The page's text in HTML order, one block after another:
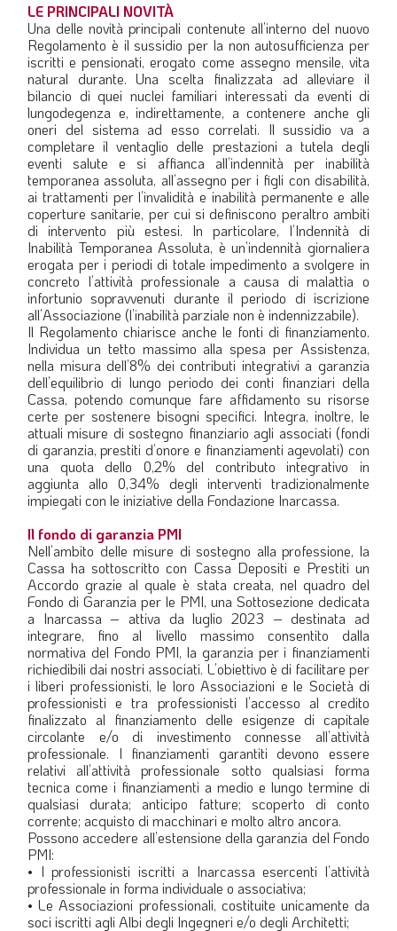
LE PRINCIPALI NOVITÀ
Una delle novità principali contenute all’interno del nuovo
Regolamento è il sussidio per la non autosufficienza per
iscritti e pensionati, erogato come assegno mensile, vita
natural durante. Una scelta finalizzata ad alleviare il
bilancio di quei nuclei familiari interessati da eventi di
lungodegenza e, indirettamente, a contenere anche gli
oneri del sistema ad esso correlati. Il sussidio va a
completare il ventaglio delle prestazioni a tutela degli
eventi salute e si affianca all’indennità per inabilità
temporanea assoluta, all’assegno per i figli con disabilità,
ai trattamenti per l’invalidità e inabilità permanente e alle
coperture sanitarie, per cui si definiscono peraltro ambiti
di intervento più estesi. In particolare, l’Indennità di
Inabilità Temporanea Assoluta, è un’indennità giornaliera
erogata per i periodi di totale impedimento a svolgere in
concreto l’attività professionale a causa di malattia o
infortunio sopravvenuti durante il periodo di iscrizione
all’Associazione (l’inabilità parziale non è indennizzabile).
Il Regolamento chiarisce anche le fonti di finanziamento.
Individua un tetto massimo alla spesa per Assistenza,
nella misura dell’8% dei contributi integrativi a garanzia
dell’equilibrio di lungo periodo dei conti finanziari della
Cassa, potendo comunque fare affidamento su risorse
certe per sostenere bisogni specifici. Integra, inoltre, le
attuali misure di sostegno finanziario agli associati (fondi
di garanzia, prestiti d’onore e finanziamenti agevolati) con
una quota dello 0,2% del contributo integrativo in
aggiunta allo 0,34% degli interventi tradizionalmente
impiegati con le iniziative della Fondazione Inarcassa.
Il fondo di garanzia PMI
Nell’ambito delle misure di sostegno alla professione, la
Cassa ha sottoscritto con Cassa Depositi e Prestiti un
Accordo grazie al quale è stata creata, nel quadro del
Fondo di Garanzia per le PMI, una Sottosezione dedicata
a Inarcassa – attiva da luglio 2023 – destinata ad
integrare, fino al livello massimo consentito dalla
normativa del Fondo PMI, la garanzia per i finanziamenti
richiedibili dai nostri associati. L’obiettivo è di facilitare per
i liberi professionisti, le loro Associazioni e le Società di
professionisti e tra professionisti l’accesso al credito
finalizzato al finanziamento delle esigenze di capitale
circolante e/o di investimento connesse all’attività
professionale. I finanziamenti garantiti devono essere
relativi all’attività professionale sotto qualsiasi forma
tecnica come i finanziamenti a medio e lungo termine di
qualsiasi durata; anticipo fatture; scoperto di conto
corrente; acquisto di macchinari e molto altro ancora.
Possono accedere all’estensione della garanzia del Fondo
PMI:
• I professionisti iscritti a Inarcassa esercenti l’attività
professionale in forma individuale o associativa;
• Le Associazioni professionali, costituite unicamente da
soci iscritti agli Albi degli Ingegneri e/o degli Architetti;